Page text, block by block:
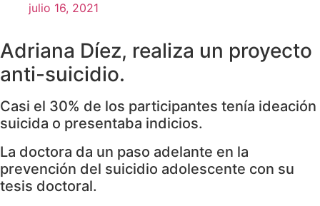
julio 16, 2021
Adriana Díez, realiza un proyecto
anti-suicidio.
Casi el 30% de los participantes tenía ideación
suicida o presentaba indicios.
La doctora da un paso adelante en la
prevención del suicidio adolescente con su
tesis doctoral.